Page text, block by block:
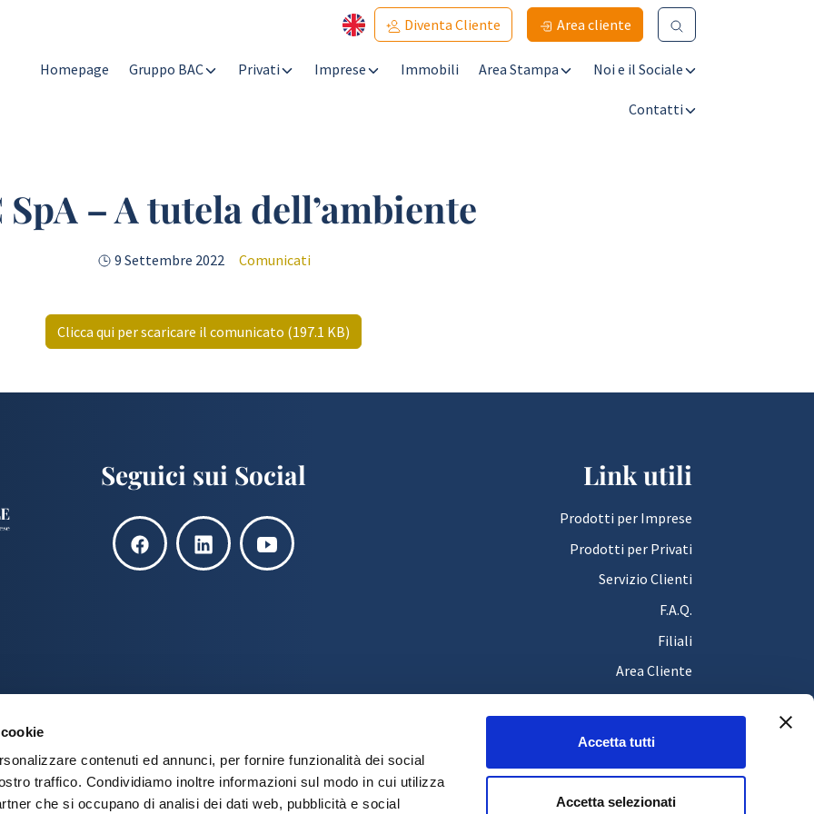
contenuti ed annunci, per fornire funzionalità dei social
traffico. Condividiamo inoltre informazioni sul modo in cui utilizza
che si occupano di analisi dei dati web, pubblicità e social
Accetta tutti
Accetta selezionati
Diventa Cliente Area cliente
Homepage Gruppo BAC Privati Imprese Immobili Area Stampa Noi e il Sociale
Contatti
SpA – A tutela dell’ambiente
9 Settembre 2022 Comunicati
Clicca qui per scaricare il comunicato (197.1 KB)
Seguici sui Social Link utili
Prodotti per Imprese
Prodotti per Privati
Servizio Clienti
F.A.Q.
Filiali
Area Cliente